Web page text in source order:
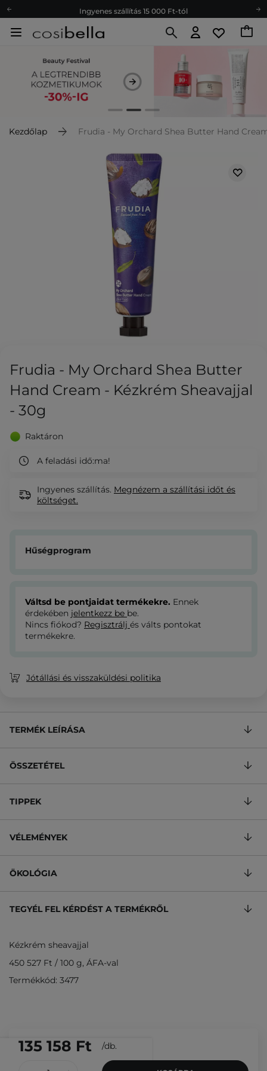
Ingyenes szállítás 15 000 Ft-tól
Ingyenes szállítás 15 000 Ft-tól
Ökológia
Ajándékkártya
Kezdőlap Frudia - My Orchard Shea Butter Hand
Frudia - My Orchard Shea Butter
Hand Cream - Kézkrém Sheavajjal
- 30g
Raktáron
A feladási idő:ma!
Ingyenes szállítás. Megnézem a szállítási időt és
költséget.
135 158 Ft /db.
Hűségprogram
Váltsd be pontjaidat termékekre. Ennek
érdekében jelentkezz be be.
Nincs fiókod? Regisztrálj és válts pontokat
termékekre.
Jótállási és visszaküldési politika
TERMÉK LEÍRÁSA
ÖSSZETÉTEL
TIPPEK
VÉLEMÉNYEK
ÖKOLÓGIA
TEGYÉL FEL KÉRDÉST A TERMÉKRŐL
Kézkrém sheavajjal
450 527 Ft / 100 g, ÁFA-val
Termékkód: 3477